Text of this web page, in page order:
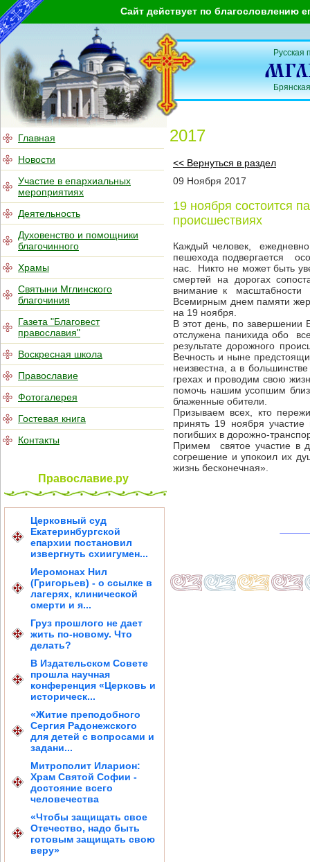
Сайт действует по благословлению
Главная
Новости
Участие в епархиальных
мероприятиях
Деятельность
Духовенство и помощники
благочинного
Храмы
Святыни Мглинского
благочиния
Газета "Благовест
православия"
Воскресная школа
Православие
Фотогалерея
Гостевая книга
Контакты
Православие.ру
Церковный суд
Екатеринбургской
епархии постановил
извергнуть схиигумен...
Иеромонах Нил
(Григорьев) - о ссылке в
лагерях, клинической
смерти и я...
Груз прошлого не дает
жить по-новому. Что
делать?
В Издательском Совете
прошла научная
конференция «Церковь и
историческ...
«Житие преподобного
Сергия Радонежского
для детей с вопросами и
задани...
Митрополит Иларион:
Храм Святой Софии -
достояние всего
человечества
«Чтобы защищать свое
Отечество, надо быть
готовым защищать свою
веру»
Русская
2017
<< Вернуться в раздел
09 Ноября 2017
19 ноября состоится
происшествиях
Каждый человек, ежедневно
пешехода подвергается
нас. Никто не может быть
смертей на дорогах
внимание к масштабности
Всемирным днем памяти
на 19 ноября.
В этот день, по завершении
отслужена панихида обо
результате дорожного
Вечность и ныне
неизвестна, а в
грехах и проводим свою
помочь нашим усопшим
блаженные обители.
Призываем всех, кто
принять 19 ноября
погибших в дорожно-
Примем святое участие в
согрешение и упокоил их
жизнь бесконечная».